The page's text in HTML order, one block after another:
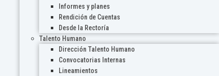
Informes y planes
Rendición de Cuentas
Desde la Rectoría
Talento Humano
Dirección Talento Humano
Convocatorias Internas
Lineamientos